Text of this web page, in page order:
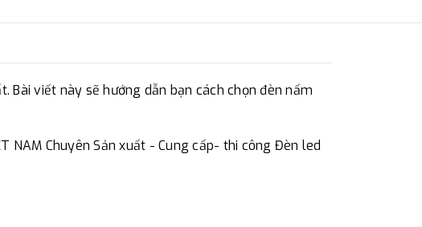
viết này sẽ hướng dẫn bạn cách chọn đèn nấm
NAM Chuyên Sản xuất - Cung cấp- thi công Đèn led